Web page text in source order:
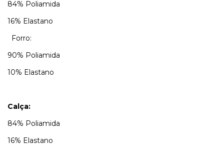
84% Poliamida
16% Elastano
Forro:
90% Poliamida
10% Elastano
Calça:
84% Poliamida
16% Elastano